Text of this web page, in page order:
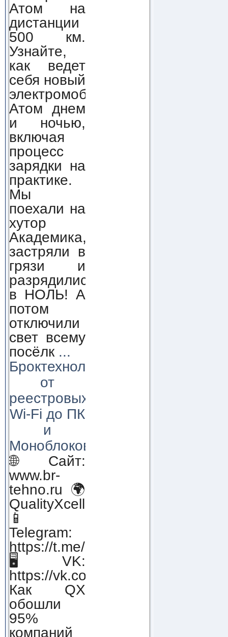
Атом на
дистанции
500 км.
Узнайте,
как ведет
себя новый
электромобиль
Атом днем
и ночью,
включая
процесс
зарядки на
практике.
Мы
поехали на
хутор
Академика,
застряли в
грязи и
разрядились
в НОЛЬ! А
потом
отключили
свет всему
посёлк ...
Броктехнолоджи:
от
реестровых
Wi-Fi до ПК
и
Моноблоков!
🌐 Сайт:
www.br-
tehno.ru 🌍
QualityXcellence.ru
📱
Telegram:
https://t.me/qx_lab_IT
🖥 VK:
https://vk.com/qualityxcellenc
Как QX
обошли
95%
компаний